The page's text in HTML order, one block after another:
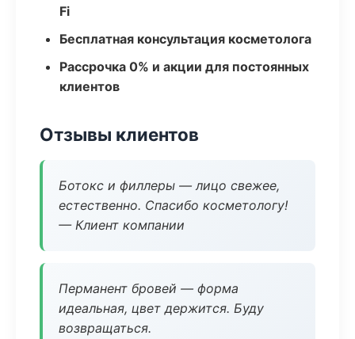
Fi
Бесплатная консультация косметолога
Рассрочка 0% и акции для постоянных
клиентов
Отзывы клиентов
Ботокс и филлеры — лицо свежее,
естественно. Спасибо косметологу!
— Клиент компании
Перманент бровей — форма
идеальная, цвет держится. Буду
возвращаться.